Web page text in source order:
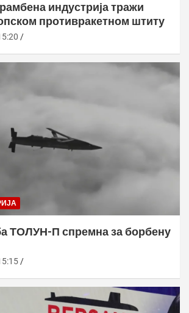
индустрија тражи
противракетном штиту
ТОЛУН-П спремна за борбену